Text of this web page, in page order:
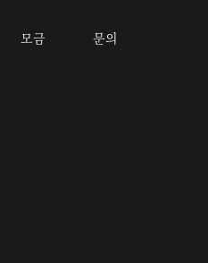
모금 문의